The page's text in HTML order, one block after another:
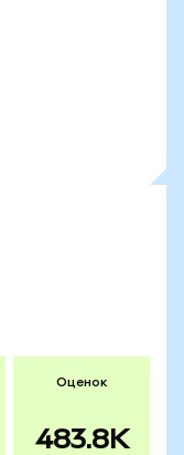
Оценок
483.8K